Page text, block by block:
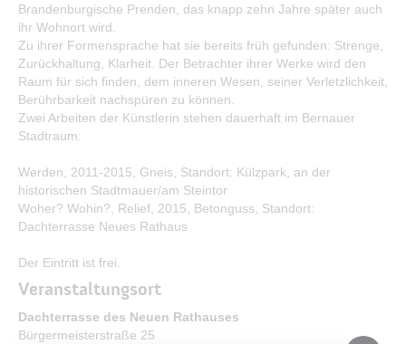
Brandenburgische Prenden, das knapp zehn Jahre später auch
ihr Wohnort wird.
Zu ihrer Formensprache hat sie bereits früh gefunden: Strenge,
Zurückhaltung, Klarheit. Der Betrachter ihrer Werke wird den
Raum für sich finden, dem inneren Wesen, seiner Verletzlichkeit,
Berührbarkeit nachspüren zu können.
Zwei Arbeiten der Künstlerin stehen dauerhaft im Bernauer
Stadtraum:
Werden, 2011-2015, Gneis, Standort: Külzpark, an der
historischen Stadtmauer/am Steintor
Woher? Wohin?, Relief, 2015, Betonguss, Standort:
Dachterrasse Neues Rathaus
Der Eintritt ist frei.
Veranstaltungsort
Dachterrasse des Neuen Rathauses
Bürgermeisterstraße 25